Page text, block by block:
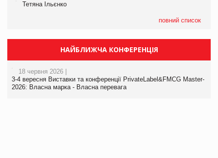
Тетяна Ільєнко
повний список
НАЙБЛИЖЧА КОНФЕРЕНЦІЯ
18 червня 2026 |
3-4 вересня Виставки та конференції PrivateLabel&FMCG Master-
2026: Власна марка - Власна перевага